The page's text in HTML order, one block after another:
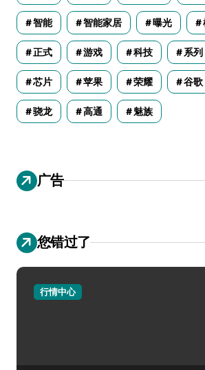
智能 智能家居 曝光
正式 游戏 科技 系列
芯片 苹果 荣耀 谷歌
骁龙 高通 魅族
广告
您错过了
行情中心